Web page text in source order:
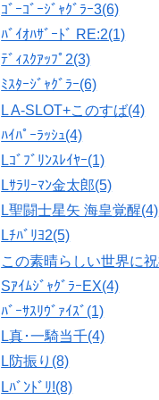
ｺﾞｰｺﾞｰｼﾞｬｸﾞﾗｰ3(6)
ﾊﾞｲｵﾊｻﾞｰﾄﾞ RE:2(1)
ﾃﾞｨｽｸｱｯﾌﾟ2(3)
ﾐｽﾀｰｼﾞｬｸﾞﾗｰ(6)
L A-SLOT+このすば(4)
ﾊｲﾊﾟｰﾗｯｼｭ(4)
Lｺﾞﾌﾞﾘﾝｽﾚｲﾔｰ(1)
Lｻﾗﾘｰﾏﾝ金太郎(5)
L聖闘士星矢 海皇覚醒(4)
Lﾁﾊﾞﾘﾖ2(5)
この素晴らしい世界に
SｱｲﾑｼﾞｬｸﾞﾗｰEX(4)
ﾊﾞｰｻｽﾘｳﾞｧｲｽﾞ(1)
L真･一騎当千(4)
L防振り(8)
Lﾊﾞﾝﾄﾞﾘ!(8)